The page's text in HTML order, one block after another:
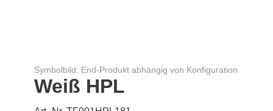
Symbolbild: End-Produkt abhängig von Konfiguration
Weiß HPL